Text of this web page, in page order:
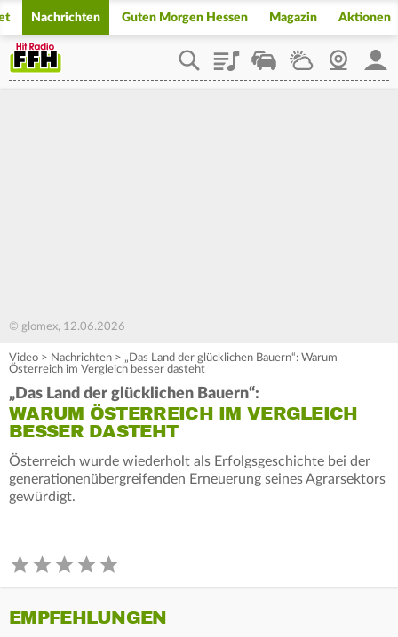
Nachrichten Guten Morgen Hessen Magazin Aktionen
PlaylistStaupilotWetterWebcam
© glomex, 12.06.2026
Video > Nachrichten > „Das Land der glücklichen Bauern“: Warum
Österreich im Vergleich besser dasteht
„Das Land der glücklichen Bauern“:
WARUM ÖSTERREICH IM VERGLEICH
BESSER DASTEHT
Österreich wurde wiederholt als Erfolgsgeschichte bei der
generationenübergreifenden Erneuerung seines Agrarsektors
gewürdigt.
EMPFEHLUNGEN